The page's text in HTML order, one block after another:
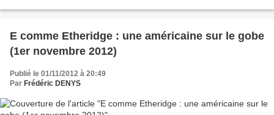
E comme Etheridge : une américaine sur le gobe
(1er novembre 2012)
Publié le 01/11/2012 à 20:49
Par Frédéric DENYS